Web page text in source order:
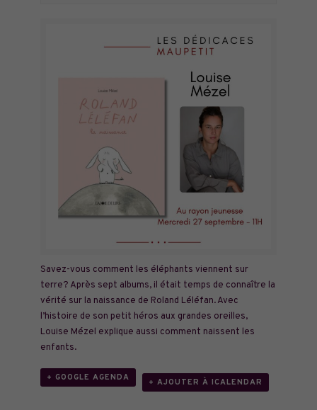
Savez-vous comment les éléphants viennent sur
terre? Après sept albums, il était temps de connaître la
vérité sur la naissance de Roland Léléfan. Avec
l’histoire de son petit héros aux grandes oreilles,
Louise Mézel explique aussi comment naissent les
enfants.
+ GOOGLE AGENDA
+ AJOUTER À ICALENDAR